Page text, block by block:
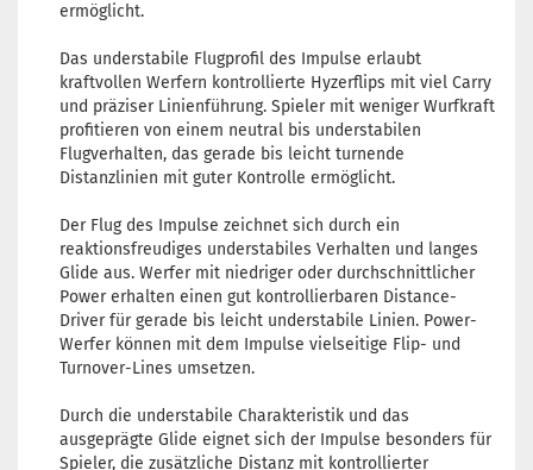
Lila/
ermöglicht.
Das understabile Flugprofil des Impulse erlaubt
kraftvollen Werfern kontrollierte Hyzerflips mit viel Carry
und präziser Linienführung. Spieler mit weniger Wurfkraft
profitieren von einem neutral bis understabilen
Flugverhalten, das gerade bis leicht turnende
Distanzlinien mit guter Kontrolle ermöglicht.
Der Flug des Impulse zeichnet sich durch ein
reaktionsfreudiges understabiles Verhalten und langes
Glide aus. Werfer mit niedriger oder durchschnittlicher
Power erhalten einen gut kontrollierbaren Distance-
Driver für gerade bis leicht understabile Linien. Power-
Werfer können mit dem Impulse vielseitige Flip- und
Turnover-Lines umsetzen.
Durch die understabile Charakteristik und das
ausgeprägte Glide eignet sich der Impulse besonders für
Spieler, die zusätzliche Distanz mit kontrollierter